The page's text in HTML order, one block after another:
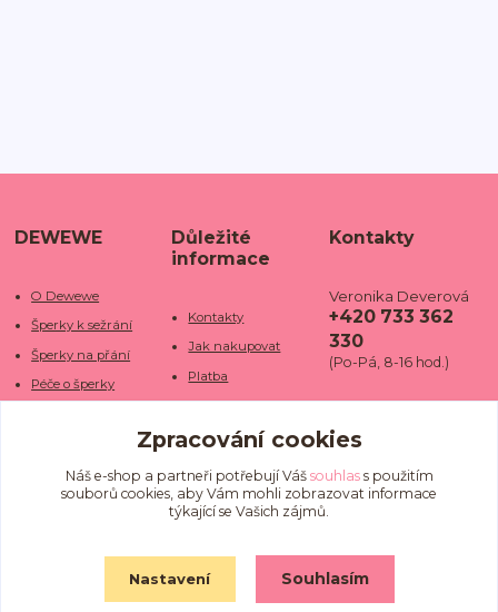
DEWEWE
O Dewewe
Šperky k sežrání
Šperky na přání
Péče o šperky
Kamenné obchody
Fotogalerie
Důležité
informace
Kontakty
Jak nakupovat
Platba
Doba dodání
Doprava
Obchodní podmínky
Ochrana osobních
Kontakty
Veronika Deverová
+420 733 362
330
(Po-Pá, 8-16 hod.)
we.cz
Zpracování cookies
Náš e-shop a partneři potřebují Váš souhlass použitím
souborů cookies, aby Vám mohli zobrazovat informace
týkající se Vašich zájmů.
Nastavení Souhlasím